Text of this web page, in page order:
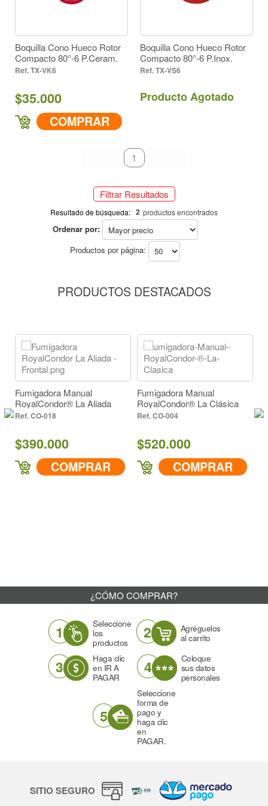
Herbicidas / Post Emergentes Sistémico (2)
Todos (2)
Inserto Acero Inoxidable (1)
Inserto en Cerámica (1)
80° (2)
Herbicidas / Pre Emergentes (2)
Herbicidas / Incorporados al Suelo (2)
Todos (2)
Material
Boquilla Cono Hueco Rotor
Compacto 80°-6 P.Ceram.
TX-VK6
$35.000
COMPRAR
Boquilla Cono Hueco Rotor
Compacto 80°-6 P.Inox.
TX-VS6
Producto Agotado
anterior
1
Filtrar Resultados
Resultado de búsqueda: 2 productos encontrados
Ordenar por:
Productos por página:
PRODUCTOS DESTACADOS
Fumigadora Manual
RoyalCondor® La Aliada
CO-018
$390.000
COMPRAR
Fumigadora Manual
RoyalCondor® La Clásica
CO-004
$520.000
COMPRAR
¿CÓMO COMPRAR?
1
Seleccione
los
productos
2
Agréguelos
al carrito
3
Haga clic
en IR A
PAGAR
4
Coloque
sus datos
personales
5
Seleccione
forma de
pago y
haga clic
en
PAGAR.
SITIO SEGURO